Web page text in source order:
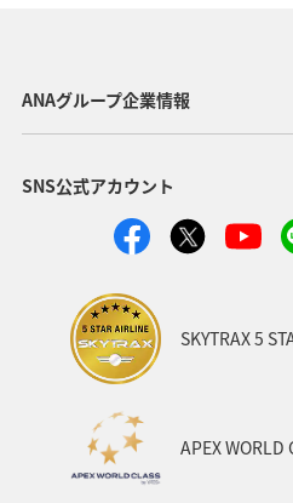
ANAグループ企業情報
SNS公式アカウント
SKYTRAX 5
APEX WORLD